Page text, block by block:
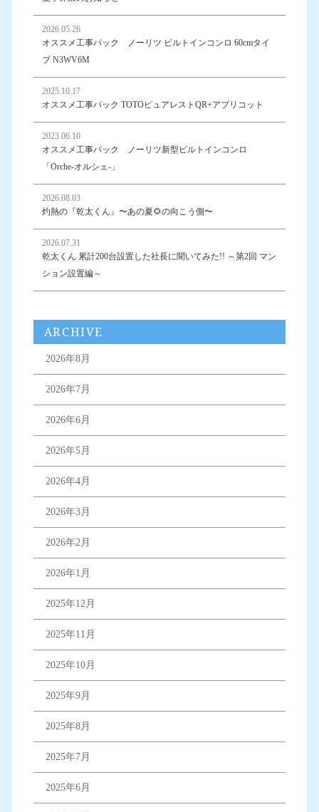
2026.05.26
オススメ工事パック ノーリツ ビルトインコンロ 60cmタイ
プ N3WV6M
2025.10.17
オススメ工事パック TOTOピュアレストQR+アプリコット
2023.06.10
オススメ工事パック ノーリツ新型ビルトインコンロ
「Orche-オルシェ-」
2026.08.03
灼熱の『乾太くん』〜あの夏🌻の向こう側〜
2026.07.31
乾太くん 累計200台設置した社長に聞いてみた!! ～第2回 マン
ション設置編～
ARCHIVE
2026年8月
2026年7月
2026年6月
2026年5月
2026年4月
2026年3月
2026年2月
2026年1月
2025年12月
2025年11月
2025年10月
2025年9月
2025年8月
2025年7月
2025年6月